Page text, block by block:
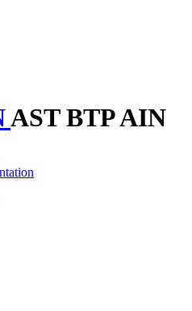
AST BTP AIN